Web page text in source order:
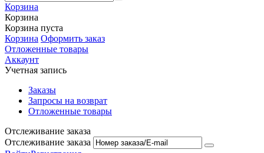
Корзина
Корзина
Корзина пуста
Корзина Оформить заказ
Отложенные товары
Аккаунт
Учетная запись
Заказы
Запросы на возврат
Отложенные товары
Отслеживание заказа
Отслеживание заказа